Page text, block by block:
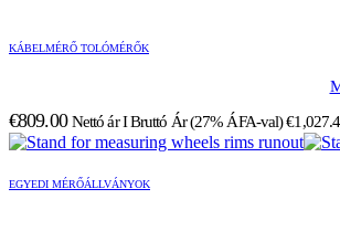
KÁBELMÉRŐ TOLÓMÉRŐK
€809.00 Nettó ár I Bruttó Ár (27% ÁFA-val)€
EGYEDI MÉRŐÁLLVÁNYOK